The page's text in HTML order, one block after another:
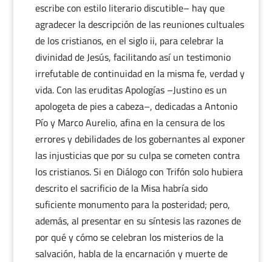
escribe con estilo literario discutible– hay que
agradecer la descripción de las reuniones cultuales
de los cristianos, en el siglo ii, para celebrar la
divinidad de Jesús, facilitando así un testimonio
irrefutable de continuidad en la misma fe, verdad y
vida. Con las eruditas Apologías –Justino es un
apologeta de pies a cabeza–, dedicadas a Antonio
Pío y Marco Aurelio, afina en la censura de los
errores y debilidades de los gobernantes al exponer
las injusticias que por su culpa se cometen contra
los cristianos. Si en Diálogo con Trifón solo hubiera
descrito el sacrificio de la Misa habría sido
suficiente monumento para la posteridad; pero,
además, al presentar en su síntesis las razones de
por qué y cómo se celebran los misterios de la
salvación, habla de la encarnación y muerte de